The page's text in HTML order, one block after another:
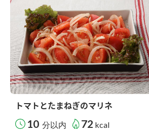
トマトとたまねぎのマリネ
10 分以内 72 kcal